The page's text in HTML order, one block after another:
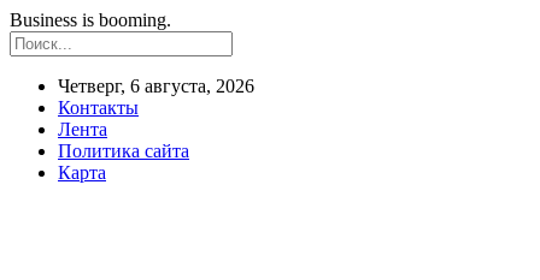
Business is booming.
Четверг, 6 августа, 2026
Контакты
Лента
Политика сайта
Карта